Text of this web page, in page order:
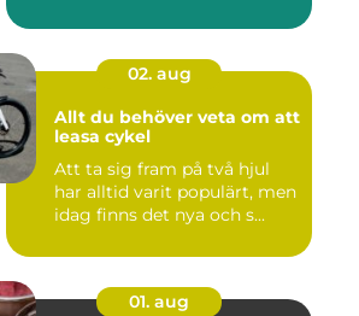
02. aug
Allt du behöver veta om att
leasa cykel
Att ta sig fram på två hjul
har alltid varit populärt, men
idag finns det nya och s...
01. aug